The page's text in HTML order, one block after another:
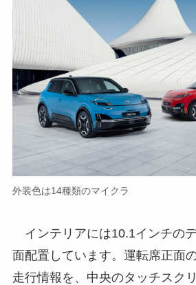
外装色は14種類のマイクラ
インテリアには10.1インチの
面配置しています。運転席正面
走行情報を、中央のタッチスク